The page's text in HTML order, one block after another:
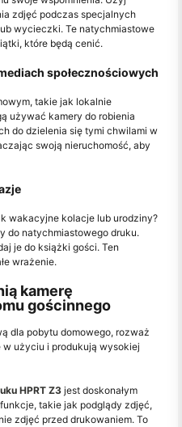
zdjęć podczas specjalnych
wycieczki. Te natychmiastowe
które będą cenić.
społecznościowych
takie jak lokalnie
używać kamery do robienia
do dzielenia się tymi chwilami w
swoją nieruchomość, aby
wakacyjne kolacje lub urodziny?
do natychmiastowego druku.
je do książki gości. Ten
wrażenie.
kamerę
gościnnego
dla pobytu domowego, rozważ
w użyciu i produkują wysokiej
HPRT Z3 jest doskonałym
takie jak podglądy zdjęć,
zdjęć przed drukowaniem. To